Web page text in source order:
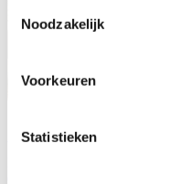
Noodzakelijk
Voorkeuren
Statistieken
Wandplank Edge 90cm /